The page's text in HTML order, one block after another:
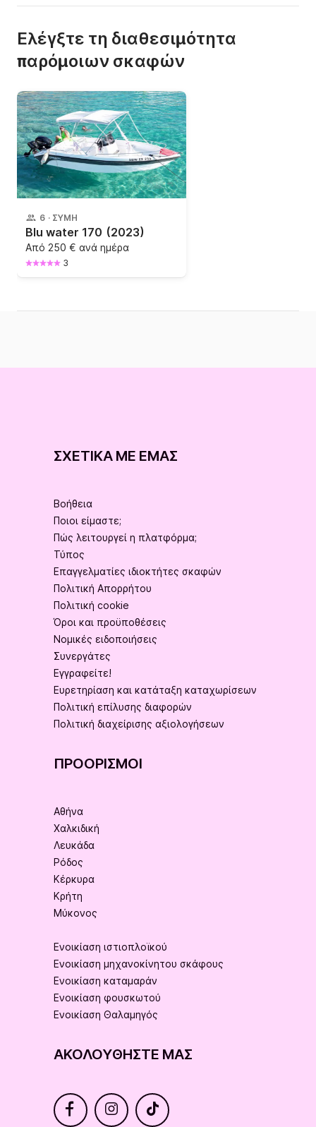
Ελέγξτε τη διαθεσιμότητα
παρόμοιων σκαφών
6 · ΣΎΜΗ
Blu water 170 (2023)
Από 250 € ανά ημέρα
3
ΣΧΕΤΙΚΆ ΜΕ ΕΜΆΣ
Βοήθεια
Ποιοι είμαστε;
Πώς λειτουργεί η πλατφόρμα;
Τύπος
Επαγγελματίες ιδιοκτήτες σκαφών
Πολιτική Απορρήτου
Πολιτική cookie
Όροι και προϋποθέσεις
Νομικές ειδοποιήσεις
Συνεργάτες
Εγγραφείτε!
Ευρετηρίαση και κατάταξη καταχωρίσεων
Πολιτική επίλυσης διαφορών
Πολιτική διαχείρισης αξιολογήσεων
ΠΡΟΟΡΙΣΜΟΊ
Αθήνα
Χαλκιδική
Λευκάδα
Ρόδος
Κέρκυρα
Κρήτη
Μύκονος
Ενοικίαση ιστιοπλοϊκού
Ενοικίαση μηχανοκίνητου σκάφους
Ενοικίαση καταμαράν
Ενοικίαση φουσκωτού
Ενοικίαση Θαλαμηγός
ΑΚΟΛΟΥΘΉΣΤΕ ΜΑΣ